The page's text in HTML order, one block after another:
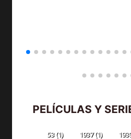
PELÍCULAS Y
53(1) 1937(1)